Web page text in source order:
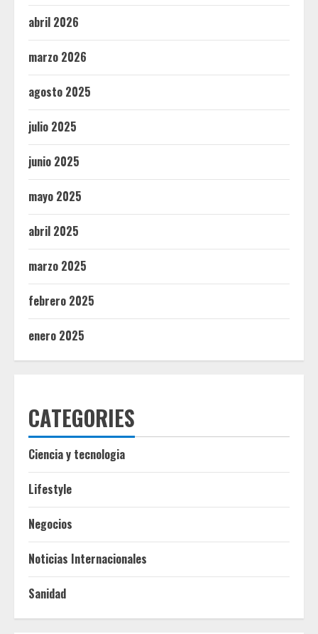
abril 2026
marzo 2026
agosto 2025
julio 2025
junio 2025
mayo 2025
abril 2025
marzo 2025
febrero 2025
enero 2025
CATEGORIES
Ciencia y tecnologia
Lifestyle
Negocios
Noticias Internacionales
Sanidad